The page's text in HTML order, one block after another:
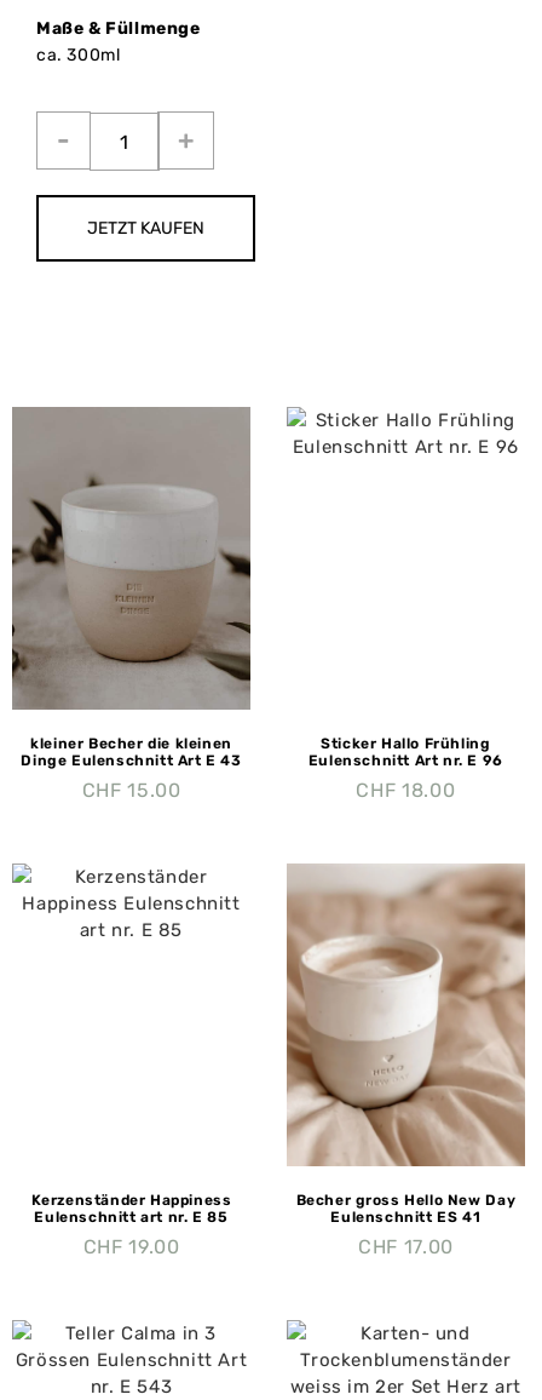
Maße & Füllmenge
ca. 300ml
JETZT KAUFEN
kleiner Becher die kleinen
Dinge Eulenschnitt Art E 43
CHF 15.00
Sticker Hallo Frühling
Eulenschnitt Art nr. E 96
CHF 18.00
Kerzenständer Happiness
Eulenschnitt art nr. E 85
CHF 19.00
Becher gross Hello New Day
Eulenschnitt ES 41
CHF 17.00